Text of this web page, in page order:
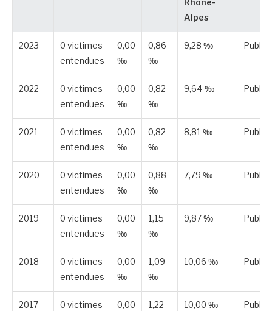
Rhône-
Alpes
2023
0 victimes
entendues
0,00
‰
0,86
‰
9,28 ‰
2022
0 victimes
entendues
0,00
‰
0,82
‰
9,64 ‰
2021
0 victimes
entendues
0,00
‰
0,82
‰
8,81 ‰
2020
0 victimes
entendues
0,00
‰
0,88
‰
7,79 ‰
2019
0 victimes
entendues
0,00
‰
1,15
‰
9,87 ‰
2018
0 victimes
entendues
0,00
‰
1,09
‰
10,06 ‰
2017
0 victimes
0,00
1,22
10,00 ‰